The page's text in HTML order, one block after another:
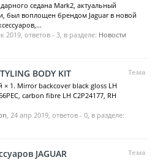
седана Mark2, актуальный
был воплощен брендом Jaguar в новой
2019, ответов - 3, в разделе: Новости
Тема
BODY KIT
× 1. Mirror backcover black gloss LH
carbon fibre LH C2P24177, RH
, 24 апр 2019, ответов - 0, в разделе:
Тема
JAGUAR